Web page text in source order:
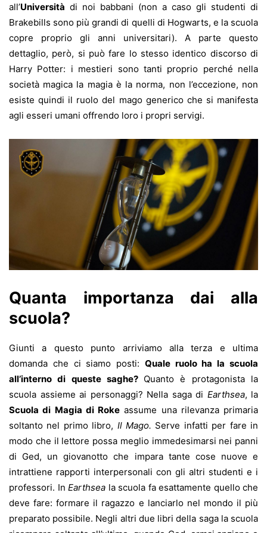
all’Università di noi babbani (non a caso gli studenti di
Brakebills sono più grandi di quelli di Hogwarts, e la scuola
copre proprio gli anni universitari). A parte questo
dettaglio, però, si può fare lo stesso identico discorso di
Harry Potter: i mestieri sono tanti proprio perché nella
società magica la magia è la norma, non l’eccezione, non
esiste quindi il ruolo del mago generico che si manifesta
agli esseri umani offrendo loro i propri servigi.
Quanta importanza dai alla
scuola?
Giunti a questo punto arriviamo alla terza e ultima
domanda che ci siamo posti: Quale ruolo ha la scuola
all’interno di queste saghe? Quanto è protagonista la
scuola assieme ai personaggi? Nella saga di Earthsea, la
Scuola di Magia di Roke assume una rilevanza primaria
soltanto nel primo libro, Il Mago. Serve infatti per fare in
modo che il lettore possa meglio immedesimarsi nei panni
di Ged, un giovanotto che impara tante cose nuove e
intrattiene rapporti interpersonali con gli altri studenti e i
professori. In Earthsea la scuola fa esattamente quello che
deve fare: formare il ragazzo e lanciarlo nel mondo il più
preparato possibile. Negli altri due libri della saga la scuola